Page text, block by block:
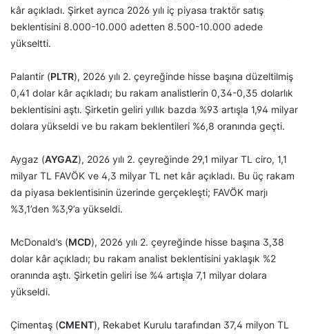
kâr açıkladı. Şirket ayrıca 2026 yılı iç piyasa traktör satış
beklentisini 8.000-10.000 adetten 8.500-10.000 adede
yükseltti.
Palantir (PLTR), 2026 yılı 2. çeyreğinde hisse başına düzeltilmiş
0,41 dolar kâr açıkladı; bu rakam analistlerin 0,34-0,35 dolarlık
beklentisini aştı. Şirketin geliri yıllık bazda %93 artışla 1,94 milyar
dolara yükseldi ve bu rakam beklentileri %6,8 oranında geçti.
Aygaz (AYGAZ), 2026 yılı 2. çeyreğinde 29,1 milyar TL ciro, 1,1
milyar TL FAVÖK ve 4,3 milyar TL net kâr açıkladı. Bu üç rakam
da piyasa beklentisinin üzerinde gerçekleşti; FAVÖK marjı
%3,1’den %3,9’a yükseldi.
McDonald’s (MCD), 2026 yılı 2. çeyreğinde hisse başına 3,38
dolar kâr açıkladı; bu rakam analist beklentisini yaklaşık %2
oranında aştı. Şirketin geliri ise %4 artışla 7,1 milyar dolara
yükseldi.
Çimentaş (CMENT), Rekabet Kurulu tarafından 37,4 milyon TL